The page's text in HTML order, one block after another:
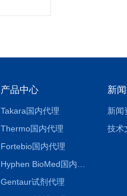
产品中心
Takara国内代理
Thermo国内代理
Fortebio国内代理
Gentaur试剂代理
新
新闻
技术